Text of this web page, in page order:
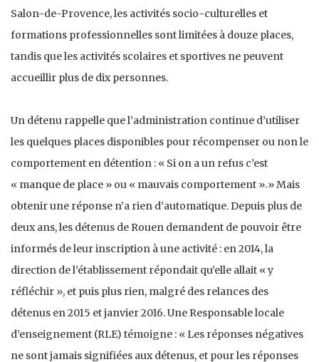
Salon-de-Provence, les activités socio-culturelles et
formations professionnelles sont limitées à douze places,
tandis que les activités scolaires et sportives ne peuvent
accueillir plus de dix personnes.
Un détenu rappelle que l’administration continue d’utiliser
les quelques places disponibles pour récompenser ou non le
comportement en détention : « Si on a un refus c’est
« manque de place » ou « mauvais comportement ».» Mais
obtenir une réponse n’a rien d’automatique. Depuis plus de
deux ans, les détenus de Rouen demandent de pouvoir être
informés de leur inscription à une activité : en 2014, la
direction de l’établissement répondait qu’elle allait « y
réfléchir », et puis plus rien, malgré des relances des
détenus en 2015 et janvier 2016. Une Responsable locale
d’enseignement (RLE) témoigne : « Les réponses négatives
ne sont jamais signifiées aux détenus, et pour les réponses